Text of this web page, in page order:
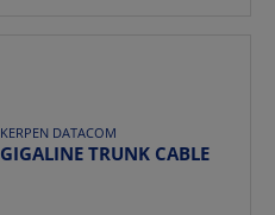
KERPEN DATACOM
GIGALINE TRUNK CABLE